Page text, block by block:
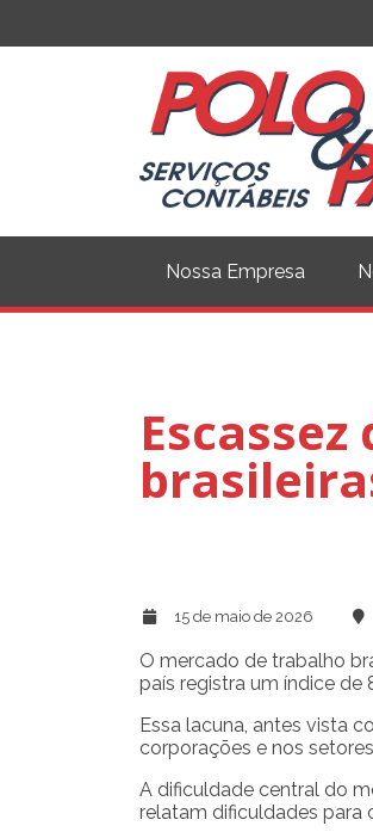
Nossa Empresa
15 de maio de 2026
O mercado de trabalho
país registra um índice de
Essa lacuna, antes vista
corporações e nos
A dificuldade central do
relatam dificuldades para